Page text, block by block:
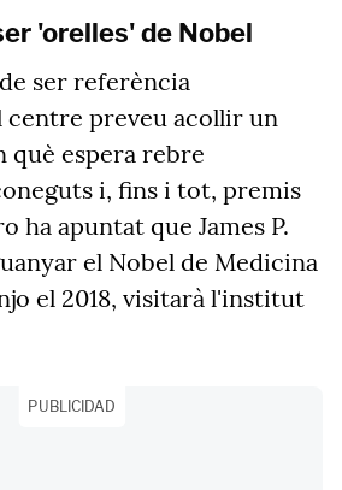
'orelles' de Nobel
ser referència
centre preveu acollir un
què espera rebre
i, fins i tot, premis
ha apuntat que James P.
el Nobel de Medicina
el 2018, visitarà l'institut
PUBLICIDAD